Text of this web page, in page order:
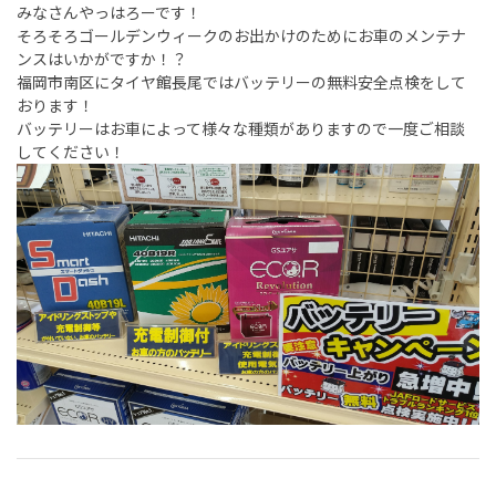
みなさんやっはろーです！
そろそろゴールデンウィークのお出かけのためにお車のメンテナ
ンスはいかがですか！？
福岡市南区にタイヤ館長尾ではバッテリーの無料安全点検をして
おります！
バッテリーはお車によって様々な種類がありますので一度ご相談
してください！